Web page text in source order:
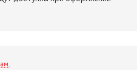
.